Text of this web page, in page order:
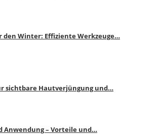
den Winter: Effiziente Werkzeuge…
sichtbare Hautverjüngung und…
Anwendung – Vorteile und…